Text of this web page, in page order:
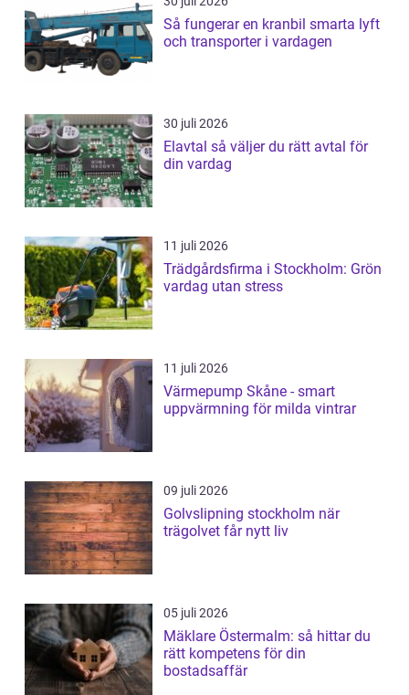
Så fungerar en kranbil smarta lyft
och transporter i vardagen
30 juli 2026
Elavtal så väljer du rätt avtal för
din vardag
11 juli 2026
Trädgårdsfirma i Stockholm: Grön
vardag utan stress
11 juli 2026
Värmepump Skåne - smart
uppvärmning för milda vintrar
09 juli 2026
Golvslipning stockholm när
trägolvet får nytt liv
05 juli 2026
Mäklare Östermalm: så hittar du
rätt kompetens för din
bostadsaffär